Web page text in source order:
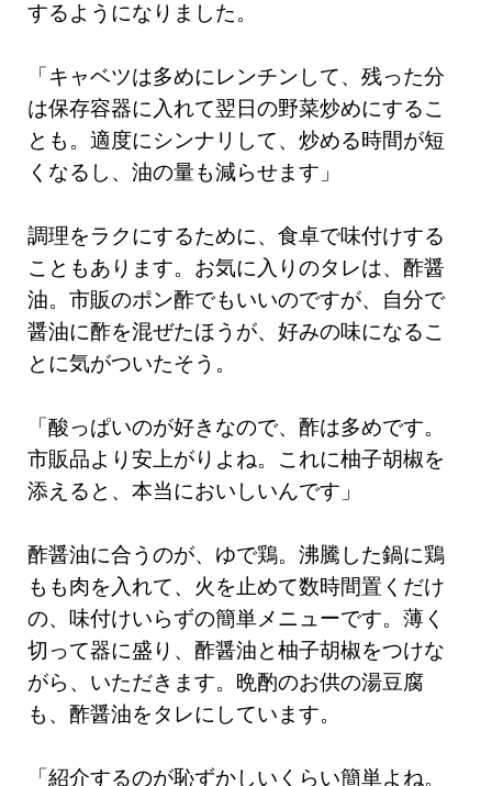
するようになりました。
「キャベツは多めにレンチンして、残った分
は保存容器に入れて翌日の野菜炒めにするこ
とも。適度にシンナリして、炒める時間が短
くなるし、油の量も減らせます」
調理をラクにするために、食卓で味付けする
こともあります。お気に入りのタレは、酢醤
油。市販のポン酢でもいいのですが、自分で
醤油に酢を混ぜたほうが、好みの味になるこ
とに気がついたそう。
「酸っぱいのが好きなので、酢は多めです。
市販品より安上がりよね。これに柚子胡椒を
添えると、本当においしいんです」
酢醤油に合うのが、ゆで鶏。沸騰した鍋に鶏
もも肉を入れて、火を止めて数時間置くだけ
の、味付けいらずの簡単メニューです。薄く
切って器に盛り、酢醤油と柚子胡椒をつけな
がら、いただきます。晩酌のお供の湯豆腐
も、酢醤油をタレにしています。
「紹介するのが恥ずかしいくらい簡単よね。